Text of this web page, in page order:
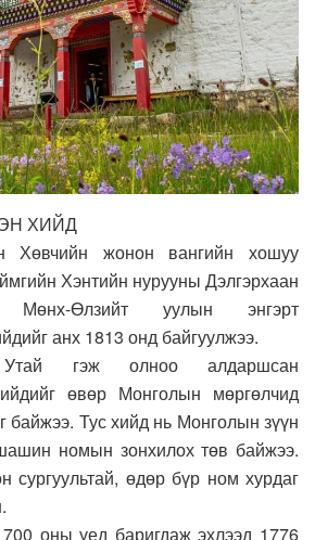
ХИЙД
Хөвчийн жонон вангийн хошуу
Хэнтийн нурууны Дэлгэрхаан
Өлзийт уулын энгэрт
анх 1813 онд байгуулжээ.
гэж олноо алдаршсан
өвөр Монголын мөргөлчид
байжээ. Тус хийд нь Монголын зүүн
номын зонхилох төв байжээ.
сургуультай, өдөр бүр ном хурдаг
оны үед баригдаж эхлээд 1776